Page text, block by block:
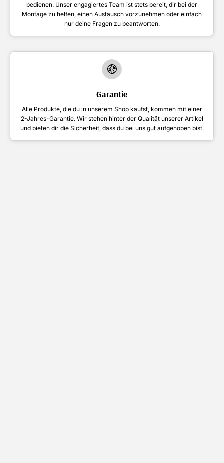
bedienen. Unser engagiertes Team ist stets bereit, dir bei der
Montage zu helfen, einen Austausch vorzunehmen oder einfach
nur deine Fragen zu beantworten.
Garantie
Alle Produkte, die du in unserem Shop kaufst, kommen mit einer
2-Jahres-Garantie. Wir stehen hinter der Qualität unserer Artikel
und bieten dir die Sicherheit, dass du bei uns gut aufgehoben bist.